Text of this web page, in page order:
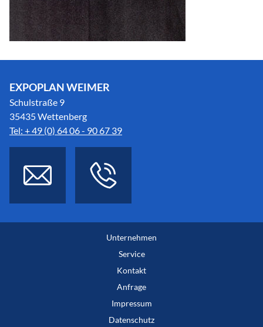
EXPOPLAN WEIMER
Schulstraße 9
35435 Wettenberg
Tel: + 49 (0) 64 06 - 90 67 39
Unternehmen
Service
Kontakt
Anfrage
Impressum
Datenschutz